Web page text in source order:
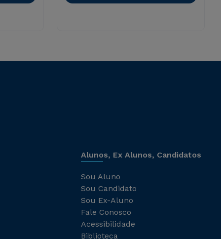
Alunos, Ex Alunos, Candidatos
Sou Aluno
Sou Candidato
Sou Ex-Aluno
Fale Conosco
Acessibilidade
Biblioteca